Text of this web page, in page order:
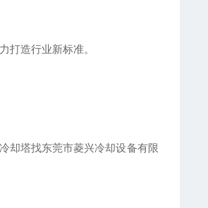
打造行业新标准。
却塔找东莞市菱兴冷却设备有限